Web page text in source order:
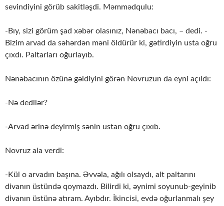
sevindiyini görüb sakitləşdi. Məmmədqulu:
-Bıy, sizi görüm şad xəbər olasınız, Nənəbacı bacı, – dedi. -
Bizim arvad da səhərdən məni öldürür ki, gətirdiyin usta oğru
çıxdı. Paltarları oğurlayıb.
Nənəbacının özünə gəldiyini görən Novruzun da eyni açıldı:
-Nə dedilər?
-Arvad ərinə deyirmiş sənin ustan oğru çıxıb.
Novruz ala verdi:
-Kül o arvadın başına. Əvvəla, ağılı olsaydı, alt paltarını
divanın üstündə qoymazdı. Bilirdi ki, əynimi soyunub-geyinib
divanın üstünə atıram. Ayıbdır. İkincisi, evdə oğurlanmalı şey